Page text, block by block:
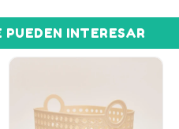
INTERESAR